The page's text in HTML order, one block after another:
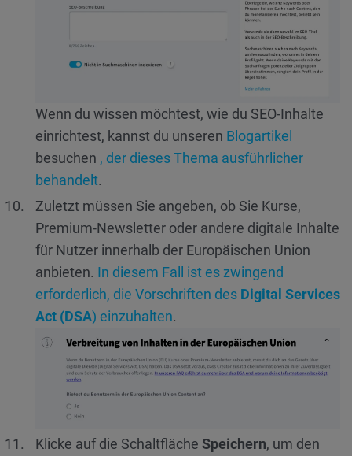
Wenn du wissen möchtest, wie du SEO-Inhalte
einrichtest, kannst du unseren Blogartikel
besuchen , der dieses Thema ausführlicher
behandelt.
Zuletzt müssen Sie angeben, ob Sie Kurse,
Premium-Newsletter oder andere digitale Inhalte
für Nutzer innerhalb der Europäischen Union
anbieten. In diesem Fall ist es zwingend
erforderlich, die Vorschriften des Digital Services
Act (DSA) einzuhalten.
Klicke auf die Schaltfläche Speichern, um den